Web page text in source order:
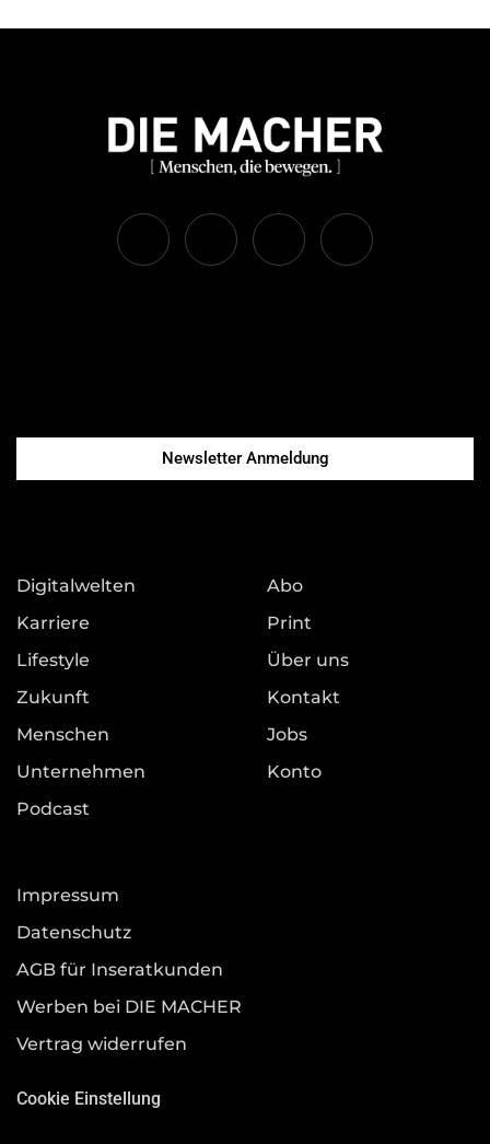
Newsletter Anmeldung
Digitalwelten
Karriere
Lifestyle
Zukunft
Menschen
Unternehmen
Podcast
Abo
Print
Über uns
Kontakt
Jobs
Konto
Impressum
Datenschutz
AGB für Inseratkunden
Werben bei DIE MACHER
Vertrag widerrufen
Cookie Einstellung